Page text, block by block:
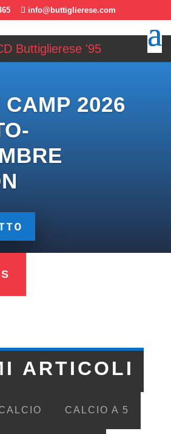
info@buttiglierese.com
CAMP 2026
ARTICOLI
CALCIO A 5